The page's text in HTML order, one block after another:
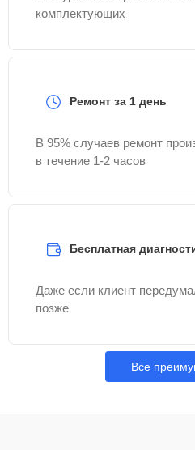
комплектующих
Ремонт за 1 день
В 95% случаев ремонт
в течение 1-2 часов
Бесплатная
Даже если клиент
позже
Все